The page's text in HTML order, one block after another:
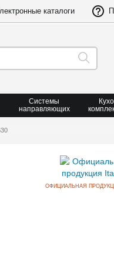
каталоги
Системы
направляющих
ОФИЦИАЛЬНАЯ